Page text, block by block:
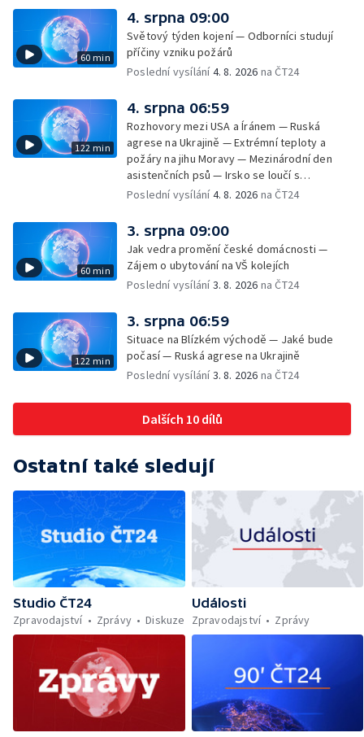
— Třem obcím na Brněnsku dočasně došla
pitná voda — SP v orientačním běhu v Česku
— Horko a požáry sužují Evropu — Rybářský
příměstský tábor
60 min
4. srpna 09:00
Světový týden kojení — Odborníci studují
příčiny vzniku požárů
Poslední vysílání4. 8. 2026 na ČT24
122 min
4. srpna 06:59
Rozhovory mezi USA a Íránem — Ruská
agrese na Ukrajině — Extrémní teploty a
požáry na jihu Moravy — Mezinárodní den
asistenčních psů — Irsko se loučí s
hudebníkem Glenem Hansardem
Poslední vysílání4. 8. 2026 na ČT24
60 min
3. srpna 09:00
Jak vedra promění české domácnosti —
Zájem o ubytování na VŠ kolejích
Poslední vysílání3. 8. 2026 na ČT24
122 min
3. srpna 06:59
Situace na Blízkém východě — Jaké bude
počasí — Ruská agrese na Ukrajině
Poslední vysílání3. 8. 2026 na ČT24
Dalších 10 dílů
Ostatní také sledují
Studio ČT24
Zpravodajství
Zprávy Diskuze
Události
Zpravodajství
Zprávy